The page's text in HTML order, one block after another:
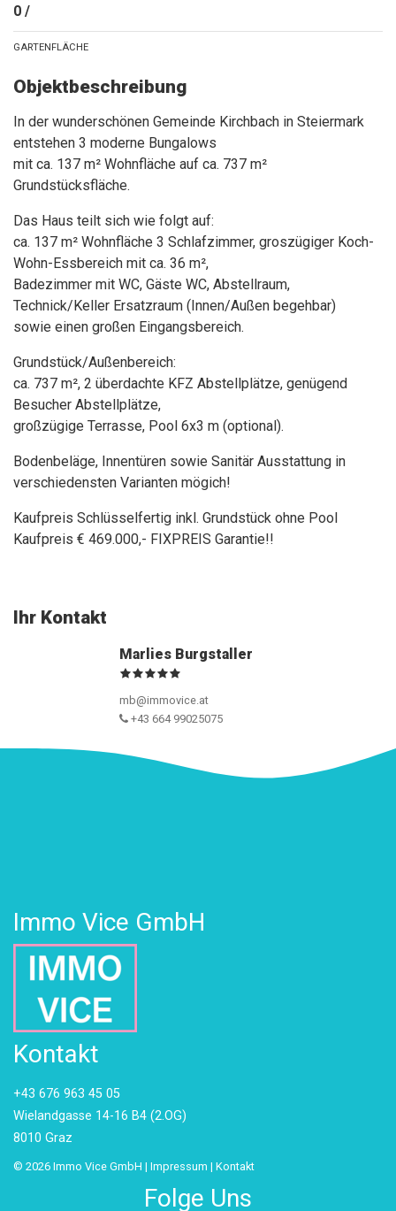
0 /
GARTENFLÄCHE
Objektbeschreibung
In der wunderschönen Gemeinde Kirchbach in Steiermark
entstehen 3 moderne Bungalows
mit ca. 137 m² Wohnfläche auf ca. 737 m²
Grundstücksfläche.
Das Haus teilt sich wie folgt auf:
ca. 137 m² Wohnfläche 3 Schlafzimmer, groszügiger Koch-
Wohn-Essbereich mit ca. 36 m²,
Badezimmer mit WC, Gäste WC, Abstellraum,
Technick/Keller Ersatzraum (Innen/Außen begehbar)
sowie einen großen Eingangsbereich.
Grundstück/Außenbereich:
ca. 737 m², 2 überdachte KFZ Abstellplätze, genügend
Besucher Abstellplätze,
großzügige Terrasse, Pool 6x3 m (optional).
Bodenbeläge, Innentüren sowie Sanitär Ausstattung in
verschiedensten Varianten mögich!
Kaufpreis Schlüsselfertig inkl. Grundstück ohne Pool
Kaufpreis € 469.000,- FIXPREIS Garantie!!
Ihr Kontakt
Marlies Burgstaller
mb@immovice.at
+43 664 99025075
Immo Vice GmbH
Kontakt
+43 676 963 45 05
Wielandgasse 14-16 B4 (2.OG)
8010 Graz
© 2026 Immo Vice GmbH | Impressum | Kontakt
Folge Uns